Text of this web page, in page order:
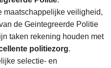
maatschappelijke veiligheid,
de Geintegreerde Politie
taken rekening houden met
politiezorg.
selectie- en